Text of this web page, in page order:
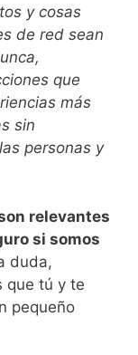
y cosas
de red sean
que
más
sin
personas y
relevantes
si somos
duda,
que tú y te
pequeño